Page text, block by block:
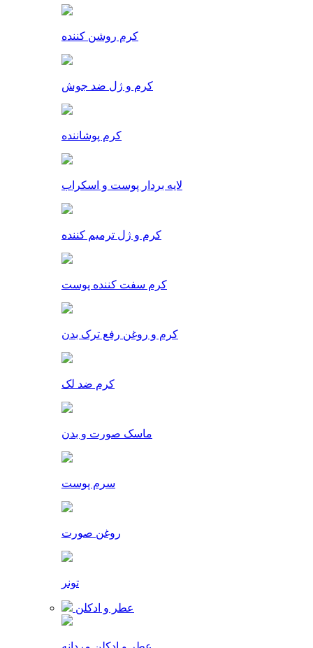
کرم روشن کننده
کرم و ژل ضد جوش
کرم پوشاننده
لایه بردار پوست و اسکراب
کرم و ژل ترمیم کننده
کرم سفت کننده پوست
کرم و روغن رفع ترک بدن
کرم ضد لک
ماسک صورت و بدن
سرم پوست
روغن صورت
تونر
عطر و ادکلن